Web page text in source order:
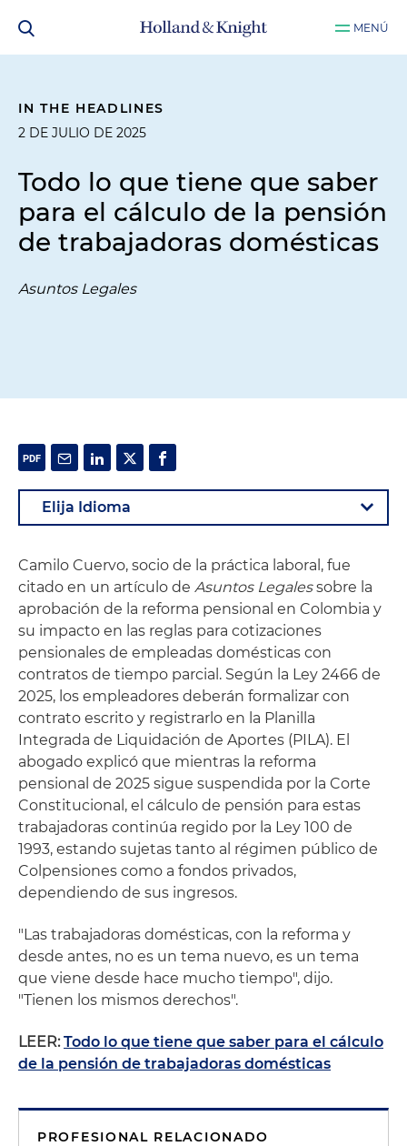
MENÚ
IN THE HEADLINES
2 DE JULIO DE 2025
Todo lo que tiene que saber
para el cálculo de la pensión
de trabajadoras domésticas
Asuntos Legales
Camilo Cuervo, socio de la práctica laboral, fue
citado en un artículo de Asuntos Legalessobre la
aprobación de la reforma pensional en Colombia y
su impacto en las reglas para cotizaciones
pensionales de empleadas domésticas con
contratos de tiempo parcial. Según la Ley 2466 de
2025, los empleadores deberán formalizar con
contrato escrito y registrarlo en la Planilla
Integrada de Liquidación de Aportes (PILA). El
abogado explicó que mientras la reforma
pensional de 2025 sigue suspendida por la Corte
Constitucional, el cálculo de pensión para estas
trabajadoras continúa regido por la Ley 100 de
1993, estando sujetas tanto al régimen público de
Colpensiones como a fondos privados,
dependiendo de sus ingresos.
"Las trabajadoras domésticas, con la reforma y
desde antes, no es un tema nuevo, es un tema
que viene desde hace mucho tiempo", dijo.
"Tienen los mismos derechos".
LEER: Todo lo que tiene que saber para el cálculo
de la pensión de trabajadoras domésticas
PROFESIONAL RELACIONADO